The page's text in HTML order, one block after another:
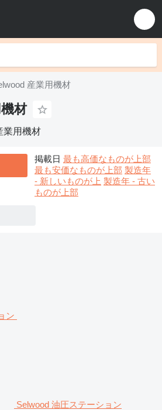
産業用機材
材
業用機材
掲載日 最も高価なものが上部
最も安価なものが上部 製造年
- 新しいものが上 製造年 - 古い
ものが上部
Selwood 油圧ステーション